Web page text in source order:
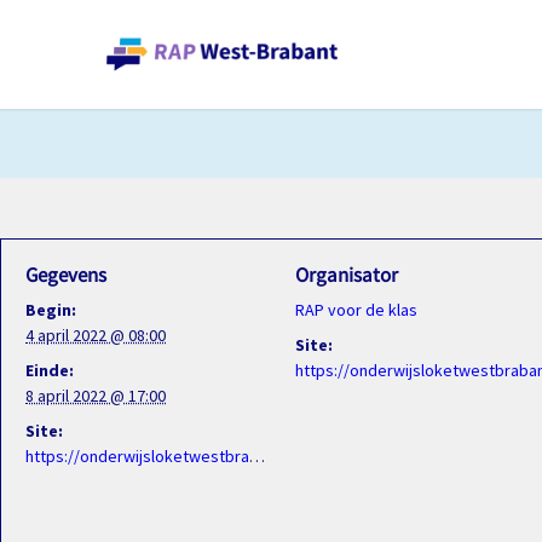
Gegevens
Begin:
4 april 2022 @ 08:00
Einde:
8 april 2022 @ 17:00
Site:
https://onderwijsloketwestbrabant.nl/meeloopdag/
Organisator
RAP voor de klas
Site:
https://